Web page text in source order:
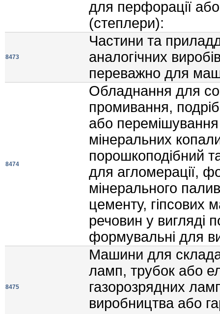
для перфорацiї
(степлери):
8473
Частини та
аналогiчних
переважно для
8474
Обладнання для
промивання,
або
мiнеральних
порошкоподiбний
для агломерацiї,
мiнерального
цементу, гiпсових
речовин у виглядi
формувальнi для
8475
Машини для
ламп, трубок або
газорозрядних
виробництва або